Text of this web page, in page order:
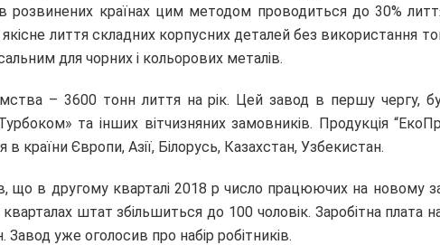
розвинених країнах цим методом проводиться до 30%
лиття складних корпусних деталей без використання
для чорних і кольорових металів.
– 3600 тонн лиття на рік. Цей завод в першу чергу,
та інших вітчизняних замовників. Продукція
країни Європи, Азії, Білорусь, Казахстан, Узбекистан.
що в другому кварталі 2018 р число працюючих на новому
штат збільшиться до 100 чоловік. Заробітна плата
Завод уже оголосив про набір робітників.